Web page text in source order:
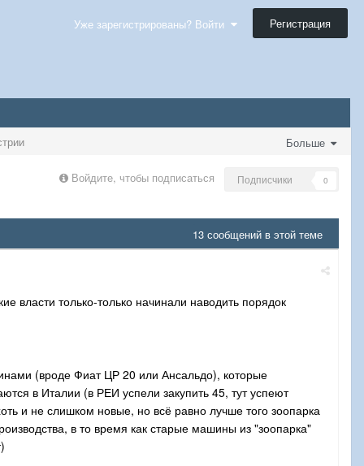
Уже зарегистрированы? Войти Регистрация
Больше
Войдите, чтобы подписаться Подписчики 0
13 сообщений в этой теме
власти только-только начинали наводить порядок
(вроде Фиат ЦР 20 или Ансальдо), которые
в Италии (в РЕИ успели закупить 45, тут успеют
и не слишком новые, но всё равно лучше того зоопарка
в то время как старые машины из "зоопарка"